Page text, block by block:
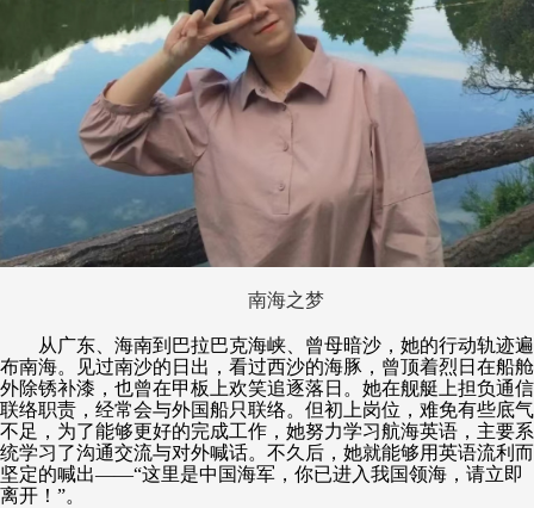
南海之梦
从广东、海南到巴拉巴克海峡、曾母暗沙，她的行动轨迹遍
布南海。见过南沙的日出，看过西沙的海豚，曾顶着烈日在船舱
外除锈补漆，也曾在甲板上欢笑追逐落日。她在舰艇上担负通信
联络职责，经常会与外国船只联络。但初上岗位，难免有些底气
不足，为了能够更好的完成工作，她努力学习航海英语，主要系
统学习了沟通交流与对外喊话。不久后，她就能够用英语流利而
坚定的喊出——“这里是中国海军，你已进入我国领海，请立即
离开！”。